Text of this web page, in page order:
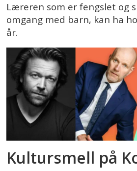
Læreren som er fengslet og
omgang med barn, kan ha
år.
Kultursmell på